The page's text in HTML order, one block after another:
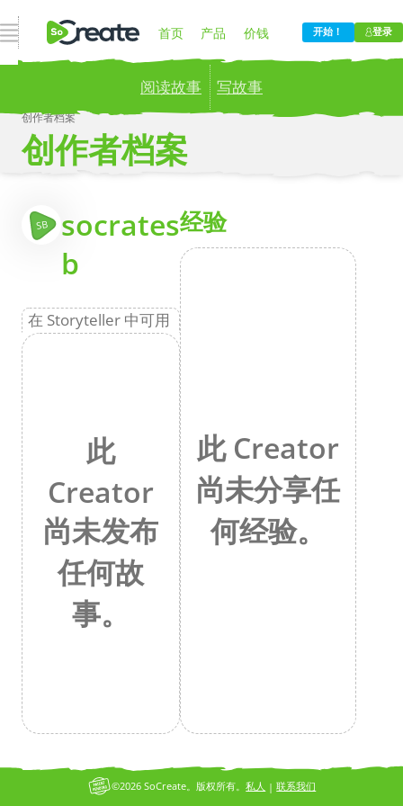
打开导航 首页 产品 价钱
博客 公司
开始！ 登录
阅读故事 写故事
Publish your stories to a global audience.
now!
创作者档案
创作者档案
SB
socrates
b
在 Storyteller 中可用
更
此
Creator
尚未发布
任何故
事。
经验
此 Creator
尚未分享任
何经验。
私人 |联系我们
©2026 SoCreate。版权所有。